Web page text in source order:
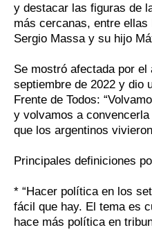
y destacar las figuras de
más cercanas, entre ellas
Sergio Massa y su hijo
Se mostró afectada por el
septiembre de 2022 y dio
Frente de Todos:
y volvamos a
que los argentinos
Principales definiciones
* “Hacer política en los
fácil que hay. El tema es
hace más política en